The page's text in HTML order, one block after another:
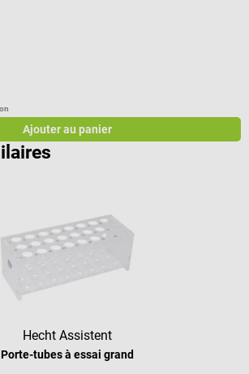
Ajouter au panier
Hecht Assistent
Porte-tubes à essai grand